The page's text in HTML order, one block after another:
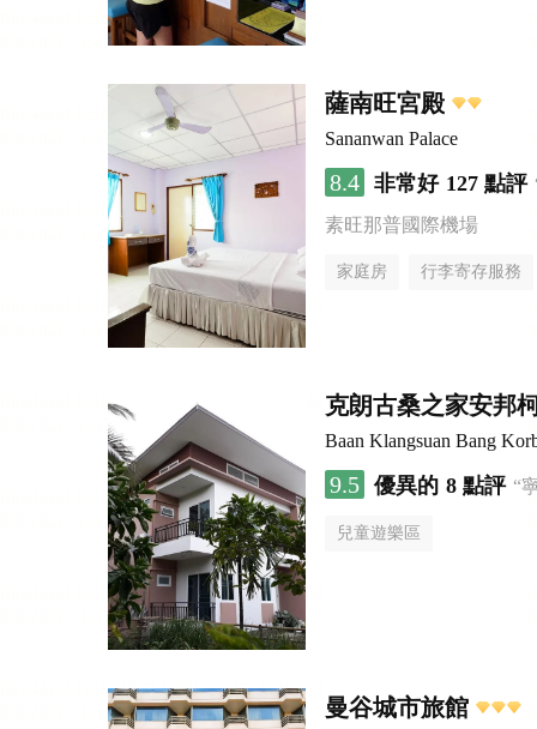
薩南旺宮殿
Sananwan Palace
8.4 非常好 127 點評
素旺那普國際機場
家庭房 行李寄存服務
克朗古桑之家安邦
Baan Klangsuan Bang
9.5 優異的 8 點評 “
兒童遊樂區
曼谷城市旅館